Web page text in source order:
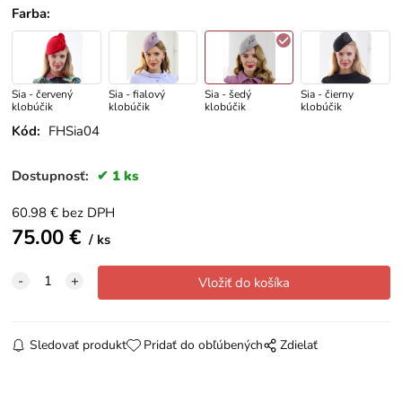
Farba:
Sia - červený
klobúčik
Sia - fialový
klobúčik
Sia - šedý
klobúčik
Sia - čierny
klobúčik
Kód: FHSia04
Dostupnosť: 1 ks
60.98 € bez DPH
75.00€ ks
Sledovať produkt Pridať do obľúbených Zdielať